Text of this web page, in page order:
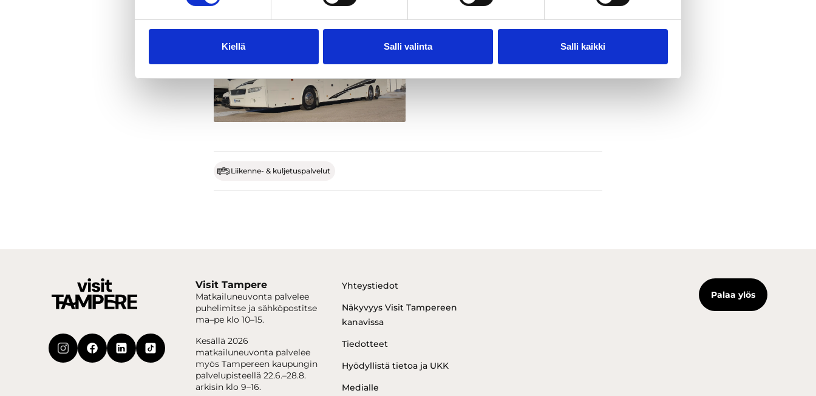
Kiellä Salli valinta Salli kaikki
Liikenne- & kuljetuspalvelut
Visit Tampere
Matkailuneuvonta palvelee
puhelimitse ja sähköpostitse
ma–pe klo 10–15.
Kesällä 2026
matkailuneuvonta palvelee
myös Tampereen kaupungin
palvelupisteellä 22.6.–28.8.
arkisin klo 9–16.
Yhteystiedot
Näkyvyys Visit Tampereen
kanavissa
Tiedotteet
Hyödyllistä tietoa ja UKK
Medialle
Palaa ylös